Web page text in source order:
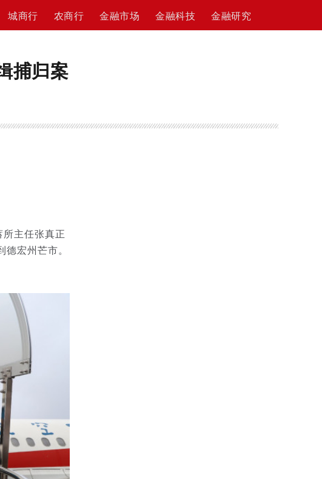
城商行 农商行 金融市场 金融科技 金融研究
捕归案
主任张真正
宏州芒市。